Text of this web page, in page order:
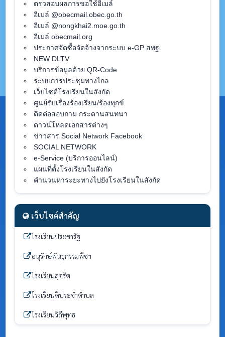
ตรวสอบผลการขอใช้อีเมล์
อีเมล์ @obecmail.obec.go.th
อีเมล์ @nongkhai2.moe.go.th
อีเมล์ obecmail.org
ประกาศจัดซื้อจัดจ้างจากระบบ e-GP สพฐ.
NEW DLTV
บริการข้อมูลด้วย QR-Code
ระบบการประชุมทางไกล
เว็บไซต์โรงเรียนในสังกัด
ศูนย์รับเรื่องร้องเรียน/ร้องทุกข์
ติดต่อสอบถาม กระดานสนทนา
ดาวน์โหลดเอกสารต่างๆ
ข่าวสาร Social Network Facebook
SOCIAL NETWORK
e-Service (บริการออนไลน์)
แผนที่ตั้งโรงเรียนในสังกัด
คำนวนหาระยะทางไปยังโรงเรียนในสังกัด
เว็บไซต์สำคัญ
โรงเรียนประชารัฐ
อนุรักษ์พันธุกรรมพืชฯ
โรงเรียนสุจริต
โรงเรียนดีประจำตำบล
โรงเรียนวิถีพุทธ